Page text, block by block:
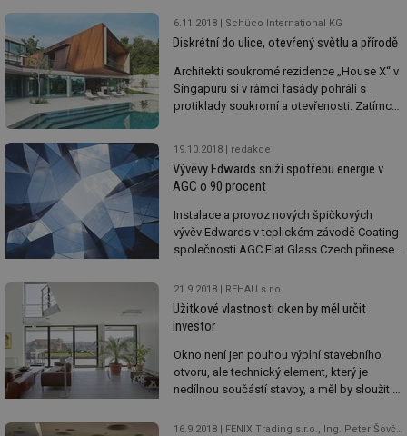
komplexní služby v oblasti (nejen)
interiérových skel, od zaměření po instalaci.
6.11.2018 Schüco International KG
Diskrétní do ulice, otevřený světlu a přírodě
Architekti soukromé rezidence „House X“ v
Singapuru si v rámci fasády pohráli s
protiklady soukromí a otevřenosti. Zatímco
poskytuje fascinující výhledy na přírodní
panorama i zázemí domu. Aby si obyvatelé
domu mohli užít přírodu a podnebí a
zároveň v interiérech měli příjemné klima,
vytvořily prosklenou fasádu posuvné
hliníkové systémy Schüco.
19.10.2018 redakce
Vývěvy Edwards sníží spotřebu energie v
AGC o 90 procent
Instalace a provoz nových špičkových
vývěv Edwards v teplickém závodě Coating
společnosti AGC Flat Glass Czech přinese
na spotřebu oleje. Díky smlouvě o dodávce
vývěv za 14 milionů korun tak odběratel
získá nejen nové tovární vybavení pro
ale také docílí rozsáhlých úspor ve
výrobních nákladech a zavede ekologičtější
výrobní proces.
21.9.2018 REHAU s.r.o.
Užitkové vlastnosti oken by měl určit
investor
Okno není jen pouhou výplní stavebního
otvoru, ale technický element, který je
nedílnou součástí stavby, a měl by sloužit v
okenního systému velmi důležitý,
16.9.2018 FENIX Trading s.r.o., Ing. Peter Šovčík, Figura Public Relations s.r.o.